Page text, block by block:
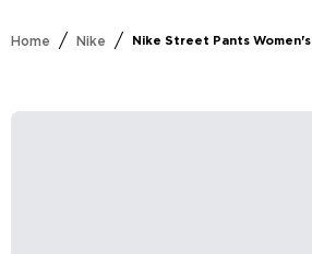
Home / Nike / Nike Street Pants Women's